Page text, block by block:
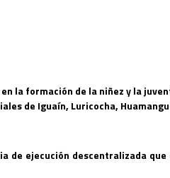
la formación de la niñez y la
de Iguaín, Luricocha,
de ejecución descentralizada